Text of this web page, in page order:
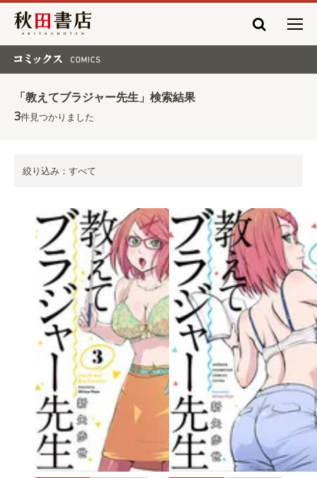
秋田書店
「教えてブラジャー先生」検索結果
3件見つかりました
絞り込み：すべて